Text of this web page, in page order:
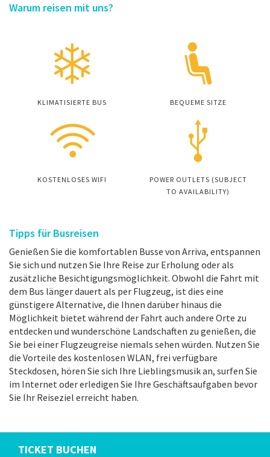
Warum reisen mit uns?
KLIMATISIERTE BUS BEQUEME SITZE
KOSTENLOSES WIFI
POWER OUTLETS (SUBJECT
TO AVAILABILITY)
Tipps für Busreisen
Genießen Sie die komfortablen Busse von Arriva, entspannen
Sie sich und nutzen Sie Ihre Reise zur Erholung oder als
zusätzliche Besichtigungsmöglichkeit. Obwohl die Fahrt mit
dem Bus länger dauert als per Flugzeug, ist dies eine
günstigere Alternative, die Ihnen darüber hinaus die
Möglichkeit bietet während der Fahrt auch andere Orte zu
entdecken und wunderschöne Landschaften zu genießen, die
Sie bei einer Flugzeugreise niemals sehen würden. Nutzen Sie
die Vorteile des kostenlosen WLAN, frei verfügbare
Steckdosen, hören Sie sich Ihre Lieblingsmusik an, surfen Sie
im Internet oder erledigen Sie Ihre Geschäftsaufgaben bevor
Sie Ihr Reiseziel erreicht haben.
TICKET BUCHEN